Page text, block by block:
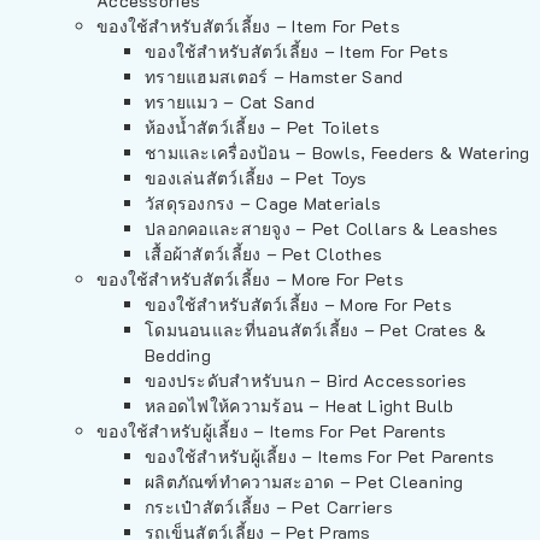
ของใช้สำหรับสัตว์เลี้ยง – Item For Pets
ของใช้สำหรับสัตว์เลี้ยง – Item For Pets
ทรายแฮมสเตอร์ – Hamster Sand
ทรายแมว – Cat Sand
ห้องน้ำสัตว์เลี้ยง – Pet Toilets
ชามและเครื่องป้อน – Bowls, Feeders & Watering
ของเล่นสัตว์เลี้ยง – Pet Toys
วัสดุรองกรง – Cage Materials
ปลอกคอและสายจูง – Pet Collars & Leashes
เสื้อผ้าสัตว์เลี้ยง – Pet Clothes
ของใช้สำหรับสัตว์เลี้ยง – More For Pets
ของใช้สำหรับสัตว์เลี้ยง – More For Pets
โดมนอนและที่นอนสัตว์เลี้ยง – Pet Crates &
Bedding
ของประดับสำหรับนก – Bird Accessories
หลอดไฟให้ความร้อน – Heat Light Bulb
ของใช้สำหรับผู้เลี้ยง – Items For Pet Parents
ของใช้สำหรับผู้เลี้ยง – Items For Pet Parents
ผลิตภัณฑ์ทำความสะอาด – Pet Cleaning
กระเป๋าสัตว์เลี้ยง – Pet Carriers
รถเข็นสัตว์เลี้ยง – Pet Prams